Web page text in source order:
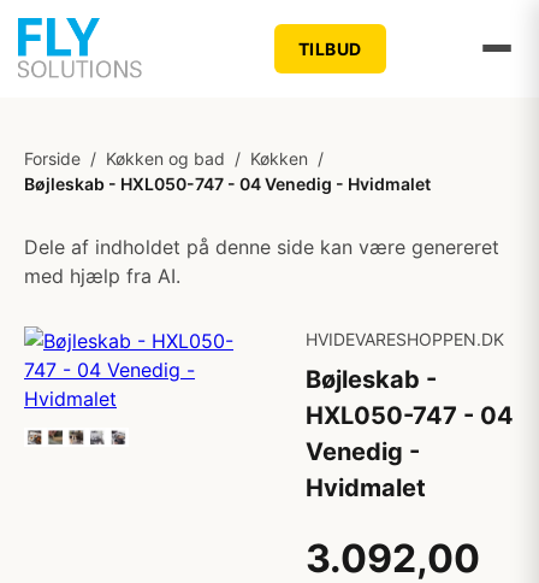
TILBUD
Forside / Køkken og bad / Køkken /
Bøjleskab - HXL050-747 - 04 Venedig - Hvidmalet
Dele af indholdet på denne side kan være genereret
med hjælp fra AI.
HVIDEVARESHOPPEN.DK
Bøjleskab -
HXL050-747 - 04
Venedig -
Hvidmalet
3.092,00